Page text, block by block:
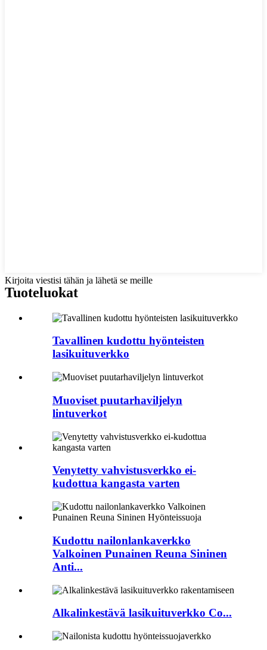
Kirjoita viestisi tähän ja lähetä se meille
Tuoteluokat
Tavallinen kudottu hyönteisten
lasikuituverkko
Muoviset puutarhaviljelyn
lintuverkot
Venytetty vahvistusverkko ei-
kudottua kangasta varten
Kudottu nailonlankaverkko
Valkoinen Punainen Reuna Sininen
Anti...
Alkalinkestävä lasikuituverkko Co...